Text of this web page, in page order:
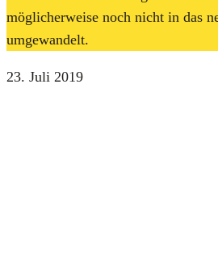
möglicherweise noch nicht in das
umgewandelt.
23. Juli 2019